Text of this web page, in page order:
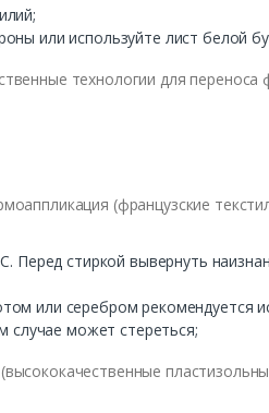
;
илииспользуйте лист белой
венные технологии дляпереноса
(французские
. Перед стиркой вывернуть
или серебром рекомендуется
случае может стереться;
(высококачественные